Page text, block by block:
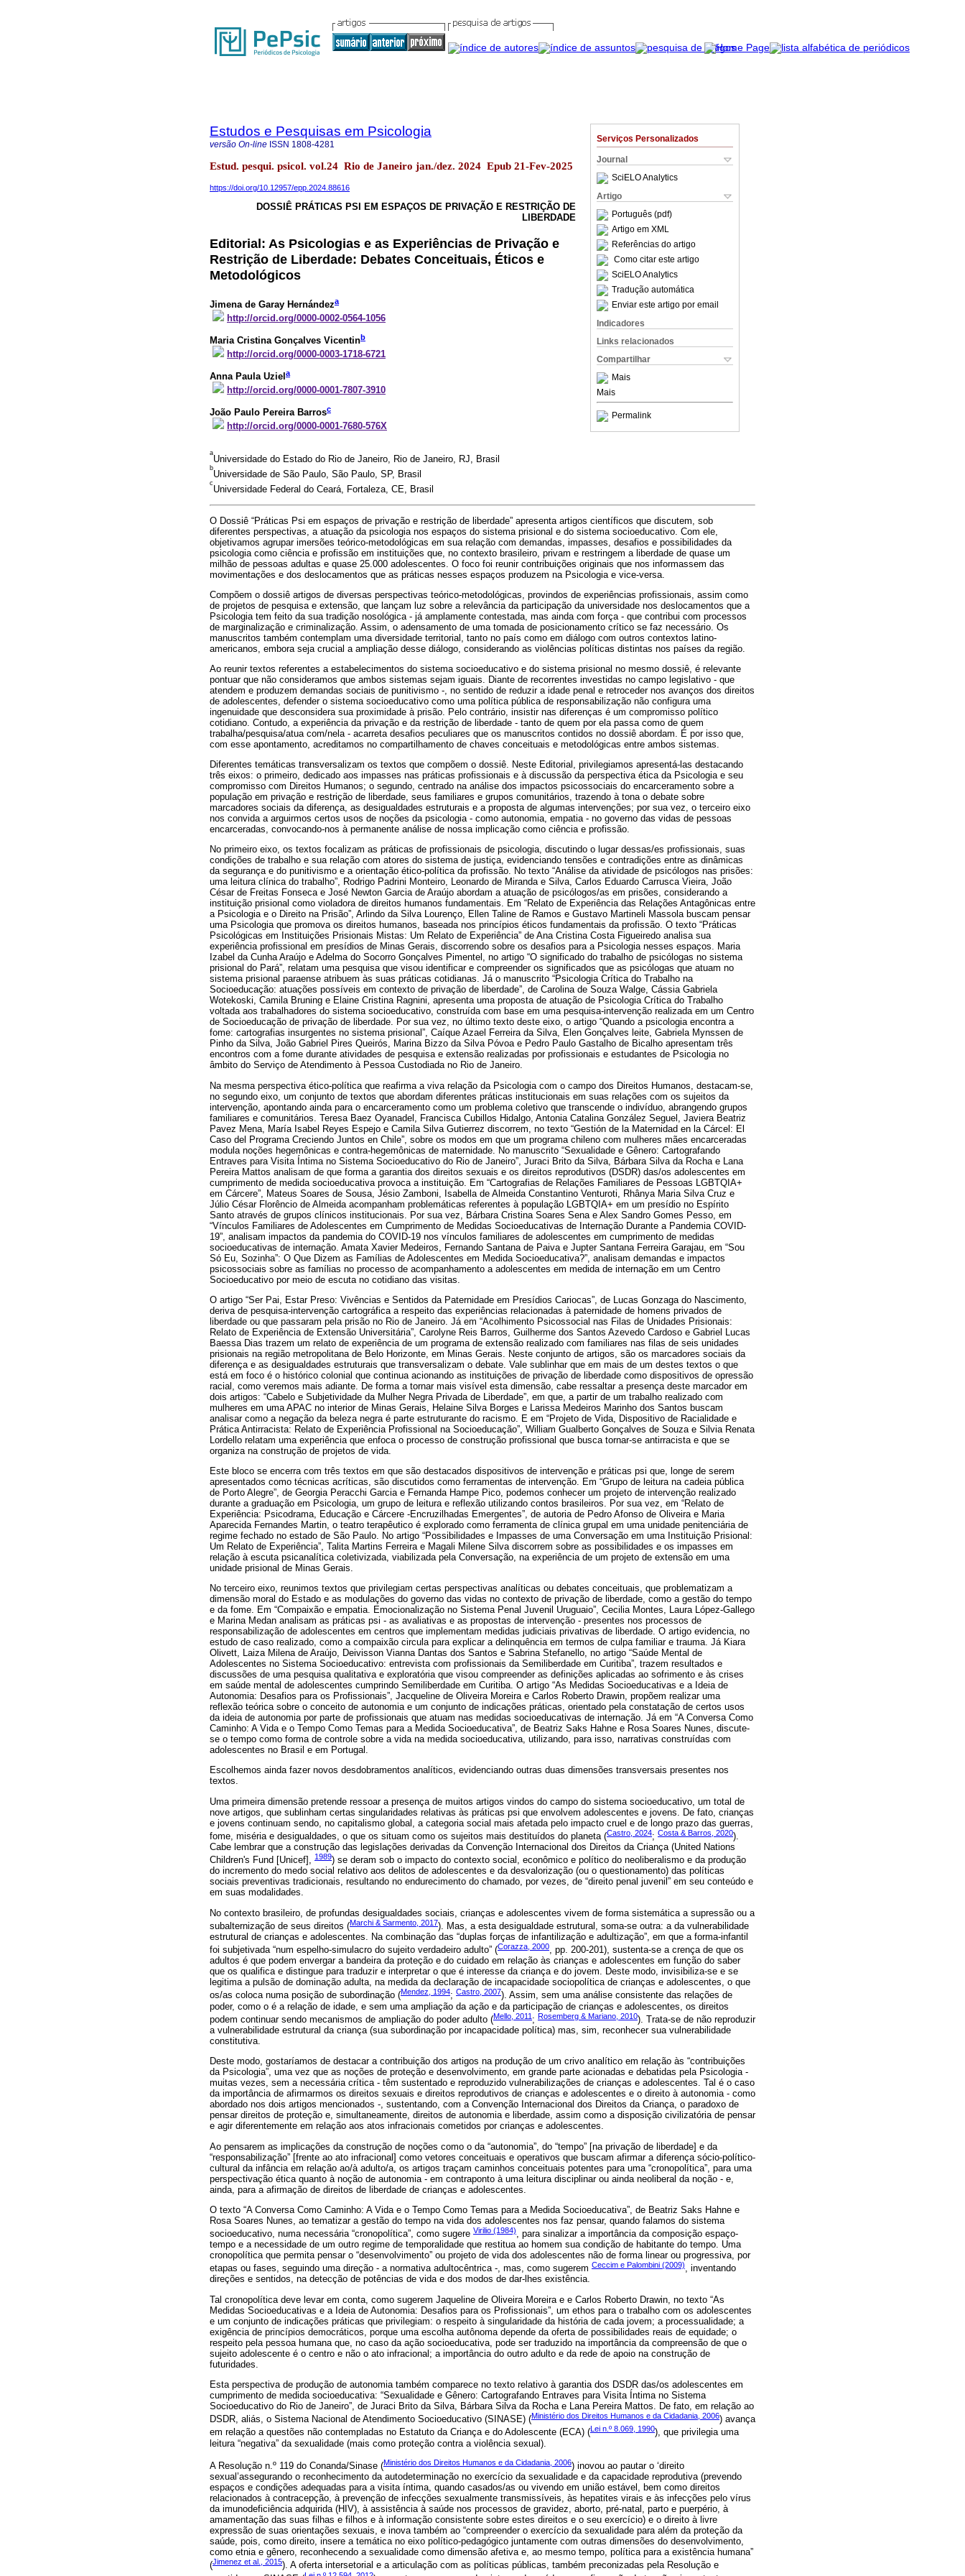
Serviços Personalizados
Journal
SciELO Analytics
Artigo
Português (pdf)
Artigo em XML
Referências do artigo
Como citar este artigo
SciELO Analytics
Tradução automática
Enviar este artigo por email
Indicadores
Links relacionados
Compartilhar
Mais
Mais
Permalink
Estudos e Pesquisas em Psicologia
versão On-line ISSN 1808-4281
Estud. pesqui. psicol. vol.24 Rio de Janeiro jan./dez. 2024 Epub 21-Fev-2025
https://doi.org/10.12957/epp.2024.88616
DOSSIÊ PRÁTICAS PSI EM ESPAÇOS DE PRIVAÇÃO E RESTRIÇÃO DE
LIBERDADE
Editorial: As Psicologias e as Experiências de Privação e
Restrição de Liberdade: Debates Conceituais, Éticos e
Metodológicos
Jimena de Garay Hernándeza
http://orcid.org/0000-0002-0564-1056
Maria Cristina Gonçalves Vicentinb
http://orcid.org/0000-0003-1718-6721
Anna Paula Uziel a
http://orcid.org/0000-0001-7807-3910
João Paulo Pereira Barrosc
http://orcid.org/0000-0001-7680-576X
a
Universidade do Estado do Rio de Janeiro, Rio de Janeiro, RJ, Brasil
b
Universidade de São Paulo, São Paulo, SP, Brasil
c
Universidade Federal do Ceará, Fortaleza, CE, Brasil
O Dossiê “Práticas Psi em espaços de privação e restrição de liberdade” apresenta artigos científicos que discutem, sob
diferentes perspectivas, a atuação da psicologia nos espaços do sistema prisional e do sistema socioeducativo. Com ele,
objetivamos agrupar imersões teórico-metodológicas em sua relação com demandas, impasses, desafios e possibilidades da
psicologia como ciência e profissão em instituições que, no contexto brasileiro, privam e restringem a liberdade de quase um
milhão de pessoas adultas e quase 25.000 adolescentes. O foco foi reunir contribuições originais que nos informassem das
movimentações e dos deslocamentos que as práticas nesses espaços produzem na Psicologia e vice-versa.
Compõem o dossiê artigos de diversas perspectivas teórico-metodológicas, provindos de experiências profissionais, assim como
de projetos de pesquisa e extensão, que lançam luz sobre a relevância da participação da universidade nos deslocamentos que a
Psicologia tem feito da sua tradição nosológica - já amplamente contestada, mas ainda com força - que contribui com processos
de marginalização e criminalização. Assim, o adensamento de uma tomada de posicionamento crítico se faz necessário. Os
manuscritos também contemplam uma diversidade territorial, tanto no país como em diálogo com outros contextos latino-
americanos, embora seja crucial a ampliação desse diálogo, considerando as violências políticas distintas nos países da região.
Ao reunir textos referentes a estabelecimentos do sistema socioeducativo e do sistema prisional no mesmo dossiê, é relevante
pontuar que não consideramos que ambos sistemas sejam iguais. Diante de recorrentes investidas no campo legislativo - que
atendem e produzem demandas sociais de punitivismo -, no sentido de reduzir a idade penal e retroceder nos avanços dos direitos
de adolescentes, defender o sistema socioeducativo como uma política pública de responsabilização não configura uma
ingenuidade que desconsidera sua proximidade à prisão. Pelo contrário, insistir nas diferenças é um compromisso político
cotidiano. Contudo, a experiência da privação e da restrição de liberdade - tanto de quem por ela passa como de quem
trabalha/pesquisa/atua com/nela - acarreta desafios peculiares que os manuscritos contidos no dossiê abordam. É por isso que,
com esse apontamento, acreditamos no compartilhamento de chaves conceituais e metodológicas entre ambos sistemas.
Diferentes temáticas transversalizam os textos que compõem o dossiê. Neste Editorial, privilegiamos apresentá-las destacando
três eixos: o primeiro, dedicado aos impasses nas práticas profissionais e à discussão da perspectiva ética da Psicologia e seu
compromisso com Direitos Humanos; o segundo, centrado na análise dos impactos psicossociais do encarceramento sobre a
população em privação e restrição de liberdade, seus familiares e grupos comunitários, trazendo à tona o debate sobre
marcadores sociais da diferença, as desigualdades estruturais e a proposta de algumas intervenções; por sua vez, o terceiro eixo
nos convida a arguirmos certos usos de noções da psicologia - como autonomia, empatia - no governo das vidas de pessoas
encarceradas, convocando-nos à permanente análise de nossa implicação como ciência e profissão.
No primeiro eixo, os textos focalizam as práticas de profissionais de psicologia, discutindo o lugar dessas/es profissionais, suas
condições de trabalho e sua relação com atores do sistema de justiça, evidenciando tensões e contradições entre as dinâmicas
da segurança e do punitivismo e a orientação ético-política da profissão. No texto “Análise da atividade de psicólogos nas prisões:
uma leitura clínica do trabalho”, Rodrigo Padrini Monteiro, Leonardo de Miranda e Silva, Carlos Eduardo Carrusca Vieira, João
César de Freitas Fonseca e José Newton Garcia de Araújo abordam a atuação de psicólogos/as em prisões, considerando a
instituição prisional como violadora de direitos humanos fundamentais. Em “Relato de Experiência das Relações Antagônicas entre
a Psicologia e o Direito na Prisão”, Arlindo da Silva Lourenço, Ellen Taline de Ramos e Gustavo Martineli Massola buscam pensar
uma Psicologia que promova os direitos humanos, baseada nos princípios éticos fundamentais da profissão. O texto “Práticas
Psicológicas em Instituições Prisionais Mistas: Um Relato de Experiência” de Ana Cristina Costa Figueiredo analisa sua
experiência profissional em presídios de Minas Gerais, discorrendo sobre os desafios para a Psicologia nesses espaços. Maria
Izabel da Cunha Araújo e Adelma do Socorro Gonçalves Pimentel, no artigo “O significado do trabalho de psicólogas no sistema
prisional do Pará”, relatam uma pesquisa que visou identificar e compreender os significados que as psicólogas que atuam no
sistema prisional paraense atribuem às suas práticas cotidianas. Já o manuscrito “Psicologia Crítica do Trabalho na
Socioeducação: atuações possíveis em contexto de privação de liberdade”, de Carolina de Souza Walge, Cássia Gabriela
Wotekoski, Camila Bruning e Elaine Cristina Ragnini, apresenta uma proposta de atuação de Psicologia Crítica do Trabalho
voltada aos trabalhadores do sistema socioeducativo, construída com base em uma pesquisa-intervenção realizada em um Centro
de Socioeducação de privação de liberdade. Por sua vez, no último texto deste eixo, o artigo “Quando a psicologia encontra a
fome: cartografias insurgentes no sistema prisional”, Caíque Azael Ferreira da Silva, Elen Gonçalves leite, Gabriela Mynssen de
Pinho da Silva, João Gabriel Pires Queirós, Marina Bizzo da Silva Póvoa e Pedro Paulo Gastalho de Bicalho apresentam três
encontros com a fome durante atividades de pesquisa e extensão realizadas por profissionais e estudantes de Psicologia no
âmbito do Serviço de Atendimento à Pessoa Custodiada no Rio de Janeiro.
Na mesma perspectiva ético-política que reafirma a viva relação da Psicologia com o campo dos Direitos Humanos, destacam-se,
no segundo eixo, um conjunto de textos que abordam diferentes práticas institucionais em suas relações com os sujeitos da
intervenção, apontando ainda para o encarceramento como um problema coletivo que transcende o indivíduo, abrangendo grupos
familiares e comunitários. Teresa Baez Oyanadel, Francisca Cubillos Hidalgo, Antonia Catalina González Seguel, Javiera Beatriz
Pavez Mena, María Isabel Reyes Espejo e Camila Silva Gutierrez discorrem, no texto “Gestión de la Maternidad en la Cárcel: El
Caso del Programa Creciendo Juntos en Chile”, sobre os modos em que um programa chileno com mulheres mães encarceradas
modula noções hegemônicas e contra-hegemônicas de maternidade. No manuscrito “Sexualidade e Gênero: Cartografando
Entraves para Visita Íntima no Sistema Socioeducativo do Rio de Janeiro”, Juraci Brito da Silva, Bárbara Silva da Rocha e Lana
Pereira Mattos analisam de que forma a garantia dos direitos sexuais e os direitos reprodutivos (DSDR) das/os adolescentes em
cumprimento de medida socioeducativa provoca a instituição. Em “Cartografias de Relações Familiares de Pessoas LGBTQIA+
em Cárcere”, Mateus Soares de Sousa, Jésio Zamboni, Isabella de Almeida Constantino Venturoti, Rhânya Maria Silva Cruz e
Júlio César Florêncio de Almeida acompanham problemáticas referentes à população LGBTQIA+ em um presídio no Espírito
Santo através de grupos clínicos institucionais. Por sua vez, Bárbara Cristina Soares Sena e Alex Sandro Gomes Pesso, em
“Vínculos Familiares de Adolescentes em Cumprimento de Medidas Socioeducativas de Internação Durante a Pandemia COVID-
19”, analisam impactos da pandemia do COVID-19 nos vínculos familiares de adolescentes em cumprimento de medidas
socioeducativas de internação. Amata Xavier Medeiros, Fernando Santana de Paiva e Jupter Santana Ferreira Garajau, em “Sou
Só Eu, Sozinha”: O Que Dizem as Famílias de Adolescentes em Medida Socioeducativa?”, analisam demandas e impactos
psicossociais sobre as famílias no processo de acompanhamento a adolescentes em medida de internação em um Centro
Socioeducativo por meio de escuta no cotidiano das visitas.
O artigo “Ser Pai, Estar Preso: Vivências e Sentidos da Paternidade em Presídios Cariocas”, de Lucas Gonzaga do Nascimento,
deriva de pesquisa-intervenção cartográfica a respeito das experiências relacionadas à paternidade de homens privados de
liberdade ou que passaram pela prisão no Rio de Janeiro. Já em “Acolhimento Psicossocial nas Filas de Unidades Prisionais:
Relato de Experiência de Extensão Universitária”, Carolyne Reis Barros, Guilherme dos Santos Azevedo Cardoso e Gabriel Lucas
Baessa Dias trazem um relato de experiência de um programa de extensão realizado com familiares nas filas de seis unidades
prisionais na região metropolitana de Belo Horizonte, em Minas Gerais. Neste conjunto de artigos, são os marcadores sociais da
diferença e as desigualdades estruturais que transversalizam o debate. Vale sublinhar que em mais de um destes textos o que
está em foco é o histórico colonial que continua acionando as instituições de privação de liberdade como dispositivos de opressão
racial, como veremos mais adiante. De forma a tornar mais visível esta dimensão, cabe ressaltar a presença deste marcador em
dois artigos: “Cabelo e Subjetividade da Mulher Negra Privada de Liberdade”, em que, a partir de um trabalho realizado com
mulheres em uma APAC no interior de Minas Gerais, Helaine Silva Borges e Larissa Medeiros Marinho dos Santos buscam
analisar como a negação da beleza negra é parte estruturante do racismo. E em “Projeto de Vida, Dispositivo de Racialidade e
Prática Antirracista: Relato de Experiência Profissional na Socioeducação”, William Gualberto Gonçalves de Souza e Silvia Renata
Lordello relatam uma experiência que enfoca o processo de construção profissional que busca tornar-se antirracista e que se
organiza na construção de projetos de vida.
Este bloco se encerra com três textos em que são destacados dispositivos de intervenção e práticas psi que, longe de serem
apresentados como técnicas acríticas, são discutidos como ferramentas de intervenção. Em “Grupo de leitura na cadeia pública
de Porto Alegre”, de Georgia Peracchi Garcia e Fernanda Hampe Pico, podemos conhecer um projeto de intervenção realizado
durante a graduação em Psicologia, um grupo de leitura e reflexão utilizando contos brasileiros. Por sua vez, em “Relato de
Experiência: Psicodrama, Educação e Cárcere -Encruzilhadas Emergentes”, de autoria de Pedro Afonso de Oliveira e Maria
Aparecida Fernandes Martin, o teatro terapêutico é explorado como ferramenta de clínica grupal em uma unidade penitenciária de
regime fechado no estado de São Paulo. No artigo “Possibilidades e Impasses de uma Conversação em uma Instituição Prisional:
Um Relato de Experiência”, Talita Martins Ferreira e Magali Milene Silva discorrem sobre as possibilidades e os impasses em
relação à escuta psicanalítica coletivizada, viabilizada pela Conversação, na experiência de um projeto de extensão em uma
unidade prisional de Minas Gerais.
No terceiro eixo, reunimos textos que privilegiam certas perspectivas analíticas ou debates conceituais, que problematizam a
dimensão moral do Estado e as modulações do governo das vidas no contexto de privação de liberdade, como a gestão do tempo
e da fome. Em “Compaixão e empatia. Emocionalização no Sistema Penal Juvenil Uruguaio”, Cecilia Montes, Laura López-Gallego
e Marina Medan analisam as práticas psi - as avaliativas e as propostas de intervenção - presentes nos processos de
responsabilização de adolescentes em centros que implementam medidas judiciais privativas de liberdade. O artigo evidencia, no
estudo de caso realizado, como a compaixão circula para explicar a delinquência em termos de culpa familiar e trauma. Já Kiara
Olivett, Laiza Milena de Araújo, Deivisson Vianna Dantas dos Santos e Sabrina Stefanello, no artigo “Saúde Mental de
Adolescentes no Sistema Socioeducativo: entrevista com profissionais da Semiliberdade em Curitiba”, trazem resultados e
discussões de uma pesquisa qualitativa e exploratória que visou compreender as definições aplicadas ao sofrimento e às crises
em saúde mental de adolescentes cumprindo Semiliberdade em Curitiba. O artigo “As Medidas Socioeducativas e a Ideia de
Autonomia: Desafios para os Profissionais”, Jacqueline de Oliveira Moreira e Carlos Roberto Drawin, propõem realizar uma
reflexão teórica sobre o conceito de autonomia e um conjunto de indicações práticas, orientado pela constatação de certos usos
da ideia de autonomia por parte de profissionais que atuam nas medidas socioeducativas de internação. Já em “A Conversa Como
Caminho: A Vida e o Tempo Como Temas para a Medida Socioeducativa”, de Beatriz Saks Hahne e Rosa Soares Nunes, discute-
se o tempo como forma de controle sobre a vida na medida socioeducativa, utilizando, para isso, narrativas construídas com
adolescentes no Brasil e em Portugal.
Escolhemos ainda fazer novos desdobramentos analíticos, evidenciando outras duas dimensões transversais presentes nos
textos.
Uma primeira dimensão pretende ressoar a presença de muitos artigos vindos do campo do sistema socioeducativo, um total de
nove artigos, que sublinham certas singularidades relativas às práticas psi que envolvem adolescentes e jovens. De fato, crianças
e jovens continuam sendo, no capitalismo global, a categoria social mais afetada pelo impacto cruel e de longo prazo das guerras,
fome, miséria e desigualdades, o que os situam como os sujeitos mais destituídos do planeta (Castro, 2024; Costa & Barros, 2020).
Cabe lembrar que a construção das legislações derivadas da Convenção Internacional dos Direitos da Criança (United Nations
Children's Fund [Unicef], 1989) se deram sob o impacto do contexto social, econômico e político do neoliberalismo e da produção
do incremento do medo social relativo aos delitos de adolescentes e da desvalorização (ou o questionamento) das políticas
sociais preventivas tradicionais, resultando no endurecimento do chamado, por vezes, de “direito penal juvenil” em seu conteúdo e
em suas modalidades.
No contexto brasileiro, de profundas desigualdades sociais, crianças e adolescentes vivem de forma sistemática a supressão ou a
subalternização de seus direitos (Marchi & Sarmento, 2017). Mas, a esta desigualdade estrutural, soma-se outra: a da vulnerabilidade
estrutural de crianças e adolescentes. Na combinação das “duplas forças de infantilização e adultização”, em que a forma-infantil
foi subjetivada “num espelho-simulacro do sujeito verdadeiro adulto” (Corazza, 2000, pp. 200-201), sustenta-se a crença de que os
adultos é que podem envergar a bandeira da proteção e do cuidado em relação às crianças e adolescentes em função do saber
que os qualifica e distingue para traduzir e interpretar o que é interesse da criança e do jovem. Deste modo, invisibiliza-se e se
legitima a pulsão de dominação adulta, na medida da declaração de incapacidade sociopolítica de crianças e adolescentes, o que
os/as coloca numa posição de subordinação (Mendez, 1994; Castro, 2007). Assim, sem uma análise consistente das relações de
poder, como o é a relação de idade, e sem uma ampliação da ação e da participação de crianças e adolescentes, os direitos
podem continuar sendo mecanismos de ampliação do poder adulto (Mello, 2011 ; Rosemberg & Mariano, 2010). Trata-se de não reproduzir
a vulnerabilidade estrutural da criança (sua subordinação por incapacidade política) mas, sim, reconhecer sua vulnerabilidade
constitutiva.
Deste modo, gostaríamos de destacar a contribuição dos artigos na produção de um crivo analítico em relação às “contribuições
da Psicologia”, uma vez que as noções de proteção e desenvolvimento, em grande parte acionadas e debatidas pela Psicologia -
muitas vezes, sem a necessária crítica - têm sustentado e reproduzido vulnerabilizações de crianças e adolescentes. Tal é o caso
da importância de afirmarmos os direitos sexuais e direitos reprodutivos de crianças e adolescentes e o direito à autonomia - como
abordado nos dois artigos mencionados -, sustentando, com a Convenção Internacional dos Direitos da Criança, o paradoxo de
pensar direitos de proteção e, simultaneamente, direitos de autonomia e liberdade, assim como a disposição civilizatória de pensar
e agir diferentemente em relação aos atos infracionais cometidos por crianças e adolescentes.
Ao pensarem as implicações da construção de noções como o da “autonomia”, do “tempo” [na privação de liberdade] e da
“responsabilização” [frente ao ato infracional] como vetores conceituais e operativos que buscam afirmar a diferença sócio-político-
cultural da infância em relação ao/à adulto/a, os artigos traçam caminhos conceituais potentes para uma “cronopolítica”, para uma
perspectivação ética quanto à noção de autonomia - em contraponto à uma leitura disciplinar ou ainda neoliberal da noção - e,
ainda, para a afirmação de direitos de liberdade de crianças e adolescentes.
O texto “A Conversa Como Caminho: A Vida e o Tempo Como Temas para a Medida Socioeducativa”, de Beatriz Saks Hahne e
Rosa Soares Nunes, ao tematizar a gestão do tempo na vida dos adolescentes nos faz pensar, quando falamos do sistema
socioeducativo, numa necessária “cronopolítica”, como sugere Virilio (1984), para sinalizar a importância da composição espaço-
tempo e a necessidade de um outro regime de temporalidade que restitua ao homem sua condição de habitante do tempo. Uma
cronopolítica que permita pensar o “desenvolvimento” ou projeto de vida dos adolescentes não de forma linear ou progressiva, por
etapas ou fases, seguindo uma direção - a normativa adultocêntrica -, mas, como sugerem Ceccim e Palombini (2009), inventando
direções e sentidos, na detecção de potências de vida e dos modos de dar-lhes existência.
Tal cronopolítica deve levar em conta, como sugerem Jaqueline de Oliveira Moreira e e Carlos Roberto Drawin, no texto “As
Medidas Socioeducativas e a Ideia de Autonomia: Desafios para os Profissionais”, um ethos para o trabalho com os adolescentes
e um conjunto de indicações práticas que privilegiam: o respeito à singularidade da história de cada jovem; a processualidade; a
exigência de princípios democráticos, porque uma escolha autônoma depende da oferta de possibilidades reais de equidade; o
respeito pela pessoa humana que, no caso da ação socioeducativa, pode ser traduzido na importância da compreensão de que o
sujeito adolescente é o centro e não o ato infracional; a importância do outro adulto e da rede de apoio na construção de
futuridades.
Esta perspectiva de produção de autonomia também comparece no texto relativo à garantia dos DSDR das/os adolescentes em
cumprimento de medida socioeducativa: “Sexualidade e Gênero: Cartografando Entraves para Visita Íntima no Sistema
Socioeducativo do Rio de Janeiro”, de Juraci Brito da Silva, Bárbara Silva da Rocha e Lana Pereira Mattos. De fato, em relação ao
DSDR, aliás, o Sistema Nacional de Atendimento Socioeducativo (SINASE) (Ministério dos Direitos Humanos e da Cidadania, 2006) avança
em relação a questões não contempladas no Estatuto da Criança e do Adolescente (ECA) ( Lei n.º 8.069, 1990), que privilegia uma
leitura “negativa” da sexualidade (mais como proteção contra a violência sexual).
A Resolução n.º 119 do Conanda/Sinase (Ministério dos Direitos Humanos e da Cidadania, 2006) inovou ao pautar o ‘direito
sexual’assegurando o reconhecimento da autodeterminação no exercício da sexualidade e da capacidade reprodutiva (prevendo
espaços e condições adequadas para a visita íntima, quando casados/as ou vivendo em união estável, bem como direitos
relacionados à contracepção, à prevenção de infecções sexualmente transmissíveis, às hepatites virais e às infecções pelo vírus
da imunodeficiência adquirida (HIV), à assistência à saúde nos processos de gravidez, aborto, pré-natal, parto e puerpério, à
amamentação das suas filhas e filhos e à informação consistente sobre estes direitos e o seu exercício) e o direito à livre
expressão de suas orientações sexuais, e inova também ao “compreender o exercício da sexualidade para além da proteção da
saúde, pois, como direito, insere a temática no eixo político-pedagógico juntamente com outras dimensões do desenvolvimento,
como etnia e gênero, reconhecendo a sexualidade como dimensão afetiva e, ao mesmo tempo, política para a existência humana”
(Jimenez et al., 2015). A oferta intersetorial e a articulação com as políticas públicas, também preconizadas pela Resolução e